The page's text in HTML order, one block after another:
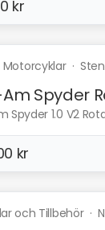
kr
Motorcyklar·
Spyder
Spyder 1.0 V2
kr
och Tillbehör·